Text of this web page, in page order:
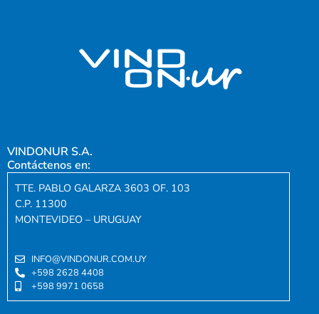
VINDONUR S.A.
Contáctenos en:
TTE. PABLO GALARZA 3603 OF. 103
C.P. 11300
MONTEVIDEO – URUGUAY
INFO@VINDONUR.COM.UY
+598 2628 4408
+598 9971 0658